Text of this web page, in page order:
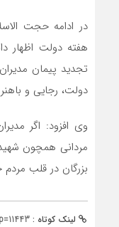
در ادامه حجت
هفته دولت اظهار
تجدید پیمان
دولت، رجایی و
وی افزود: اگر
مردانی همچون شهید
بزرگان در قلب
لینک کوتاه :